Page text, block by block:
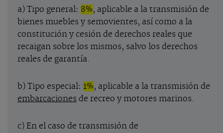
a) Tipo general: 8%, aplicable a la transmisión de
bienes muebles y semovientes, así como a la
constitución y cesión de derechos reales que
recaigan sobre los mismos, salvo los derechos
reales de garantía.
b) Tipo especial: 1%, aplicable a la transmisión de
embarcaciones de recreo y motores marinos.
c) En el caso de transmisión de